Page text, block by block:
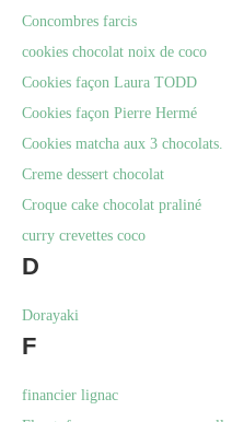
Concombres farcis
cookies chocolat noix de coco
Cookies façon Laura TODD
Cookies façon Pierre Hermé
Cookies matcha aux 3 chocolats.
Creme dessert chocolat
Croque cake chocolat praliné
curry crevettes coco
D
Dorayaki
F
financier lignac